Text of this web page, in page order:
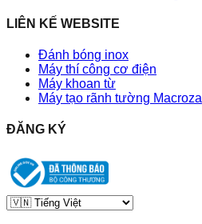
LIÊN KẾ WEBSITE
Đánh bóng inox
Máy thí công cơ điện
Máy khoan từ
Máy tạo rãnh tường Macroza
ĐĂNG KÝ